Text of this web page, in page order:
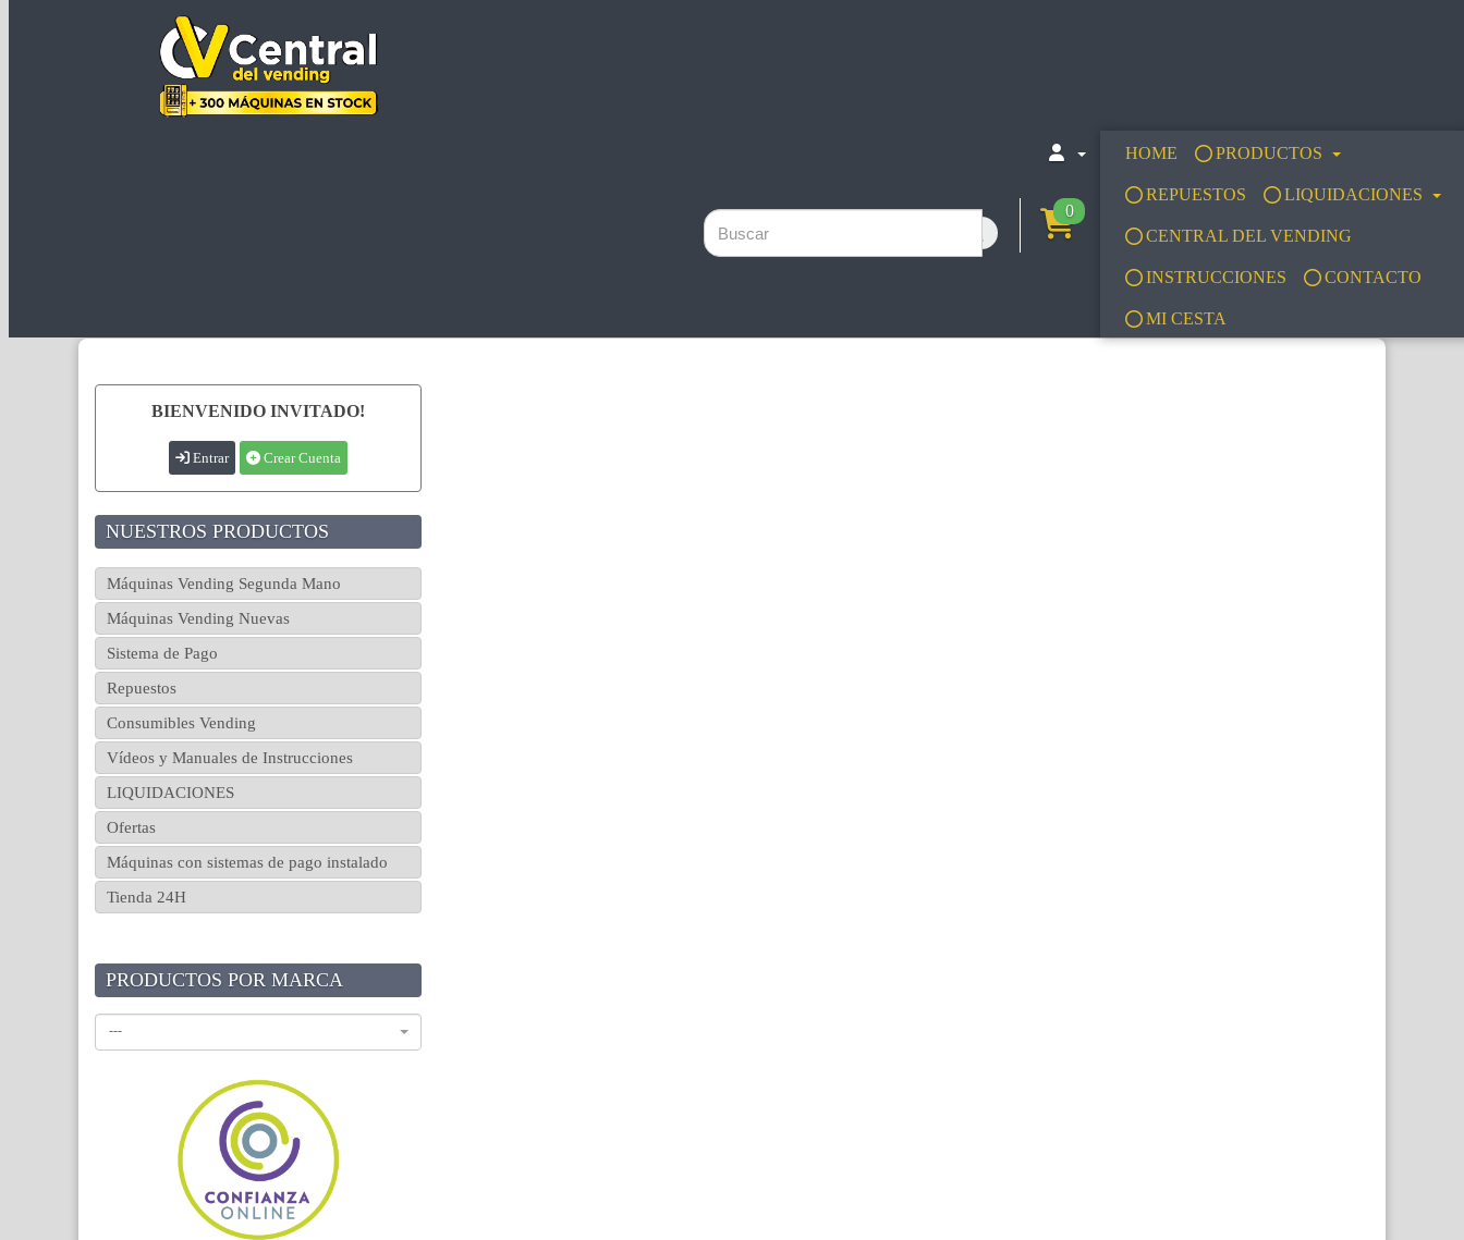
0
HOME PRODUCTOS
REPUESTOS LIQUIDACIONES
CENTRAL DEL VENDING
INSTRUCCIONES CONTACTO
MI CESTA
BIENVENIDO INVITADO!
Entrar Crear Cuenta
NUESTROS PRODUCTOS
Máquinas Vending Segunda Mano
Máquinas Vending Nuevas
Sistema de Pago
Repuestos
Consumibles Vending
Vídeos y Manuales de Instrucciones
LIQUIDACIONES
Ofertas
Máquinas con sistemas de pago instalado
Tienda 24H
PRODUCTOS POR MARCA
---